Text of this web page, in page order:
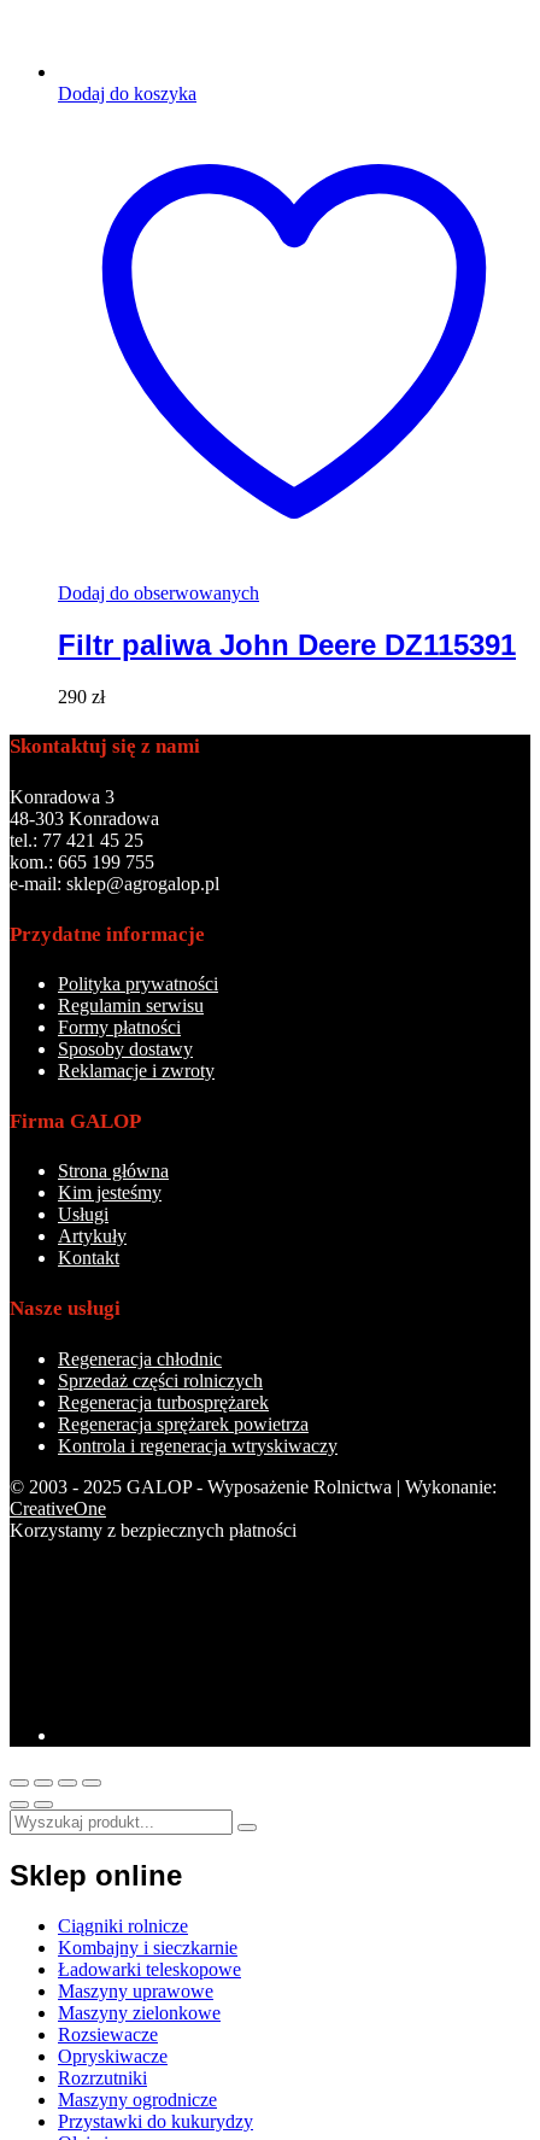
Dodaj do koszyka
Dodaj do obserwowanych
Filtr paliwa John Deere DZ115391
290 zł
Skontaktuj się z nami
Konradowa 3
48-303 Konradowa
tel.: 77 421 45 25
kom.: 665 199 755
e-mail: sklep@agrogalop.pl
Przydatne informacje
Polityka prywatności
Regulamin serwisu
Formy płatności
Sposoby dostawy
Reklamacje i zwroty
Firma GALOP
Strona główna
Kim jesteśmy
Usługi
Artykuły
Kontakt
Nasze usługi
Regeneracja chłodnic
Sprzedaż części rolniczych
Regeneracja turbosprężarek
Regeneracja sprężarek powietrza
Kontrola i regeneracja wtryskiwaczy
© 2003 - 2025 GALOP - Wyposażenie Rolnictwa | Wykonanie:
CreativeOne
Korzystamy z bezpiecznych płatności
Sklep online
Ciągniki rolnicze
Kombajny i sieczkarnie
Ładowarki teleskopowe
Maszyny uprawowe
Maszyny zielonkowe
Rozsiewacze
Opryskiwacze
Rozrzutniki
Maszyny ogrodnicze
Przystawki do kukurydzy